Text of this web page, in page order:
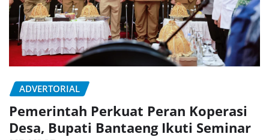
ADVERTORIAL
Pemerintah Perkuat Peran Koperasi
Desa, Bupati Bantaeng Ikuti Seminar